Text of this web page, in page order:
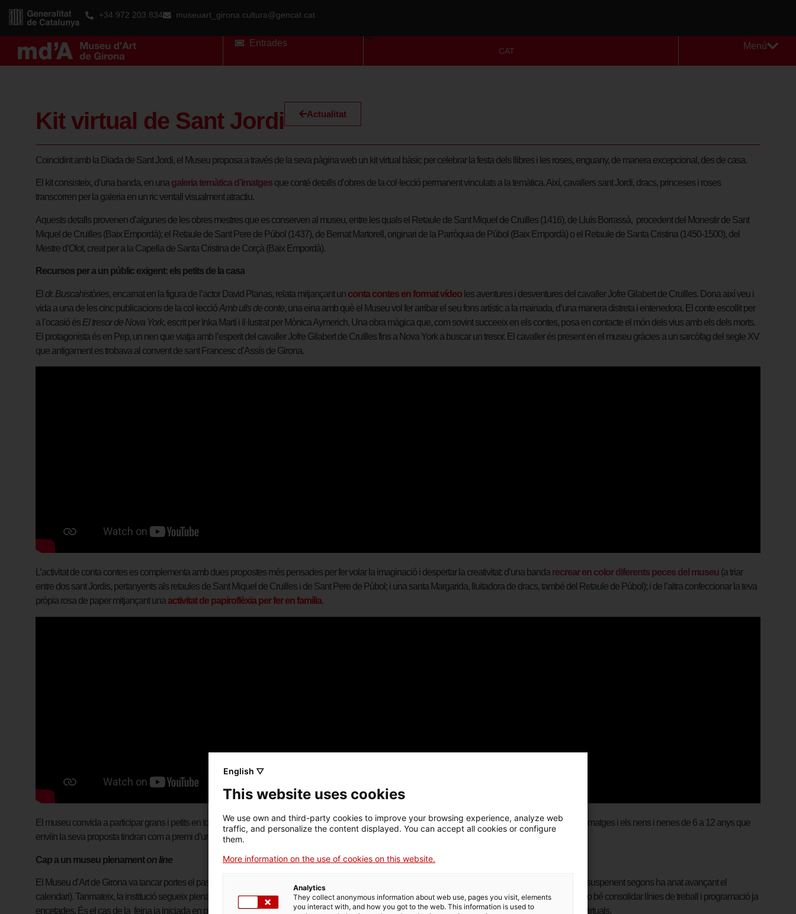
+34 972 203 834 museuart_girona.cultura@gencat.cat
Entrades
CAT
Menú
Kit virtual de Sant Jordi Actualitat
Coincidint amb la Diada de Sant Jordi, el Museu proposa a través de la seva pàgina web un kit virtual bàsic per celebrar la festa dels llibres i les roses, enguany, de manera excepcional, des de casa.
El kit consisteix, d’una banda, en una galeria temàtica d’imatges que conté detalls d’obres de la col·lecció permanent vinculats a la temàtica. Així, cavallers sant Jordi, dracs, princeses i roses
transcorren per la galeria en un ric ventall visualment atractiu.
Aquests detalls provenen d’algunes de les obres mestres que es conserven al museu, entre les quals el Retaule de Sant Miquel de Cruïlles (1416), de Lluís Borrassà, procedent del Monestir de Sant
Miquel de Cruïlles (Baix Empordà); el Retaule de Sant Pere de Púbol (1437), de Bernat Martorell, originari de la Parròquia de Púbol (Baix Empordà) o el Retaule de Santa Cristina (1450-1500), del
Mestre d’Olot, creat per a la Capella de Santa Cristina de Corçà (Baix Empordà).
Recursos per a un públic exigent: els petits de la casa
El dr. Buscahistòries, encarnat en la figura de l’actor David Planas, relata mitjançant un conta contes en format vídeo les aventures i desventures del cavaller Jofre Gilabert de Cruïlles. Dona així veu i
vida a una de les cinc publicacions de la col·leccióAmb ulls de conte, una eina amb què el Museu vol fer arribar el seu fons artístic a la mainada, d’una manera distreta i entenedora. El conte escollit per
a l’ocasió és El tresor de Nova York, escrit per Inka Martí i il·lustrat per Mònica Aymerich. Una obra màgica que, com sovint succeeix en els contes, posa en contacte el món dels vius amb els dels morts.
El protagonista és en Pep, un nen que viatja amb l’esperit del cavaller Jofre Gilabert de Cruïlles fins a Nova York a buscar un tresor. El cavaller és present en el museu gràcies a un sarcòfag del segle XV
que antigament es trobava al convent de sant Francesc d’Assís de Girona.
L’activitat de conta contes es complementa amb dues propostes més pensades per fer volar la imaginació i despertar la creativitat: d’una banda recrear en color diferents peces del museu (a triar
entre dos sant Jordis, pertanyents als retaules de Sant Miquel de Cruïlles i de Sant Pere de Púbol; i una santa Margarida, lluitadora de dracs, també del Retaule de Púbol); i de l’altra confeccionar la teva
pròpia rosa de paper mitjançant unaactivitat de papiroflèxia per fer en família.
El museu convida a participar grans i petits en totes dues accions i a compartir-ne els resultats. Tots els dibuixos i roses rebuts es publicaran a la galeria d’imatges i els nens i nenes de 6 a 12 anys que
enviïn la seva proposta tindran com a premi d’un conte a triar entre sis opcions diferents, que es podrà recollir al museu un cop reobert.
Cap a un museu plenamenton line
El Museu d’Art de Girona va tancar portes el passat 13 de març, atesa l’afectació del COVID-19. Tota l’activitat presencial va quedar ajornada (i s’ha anat suspenent segons ha anat avançant el
calendari). Tanmateix, la institució segueix plenament activa, fent esforços mitjançant el teletreball i els recursos disponibles, per redefinir en alguns casos o bé consolidar línies de treball i programació ja
encetades. És el cas de la feina ja iniciada en projectes anteriors (VisitmuseumoGoogle Arts Project, entre altres) de digitalització i difusió de continguts virtuals.
English ▽
This website uses cookies
We use own and third-party cookies to improve your browsing experience, analyze web
traffic, and personalize the content displayed. You can accept all cookies or configure
them.
More information on the use of cookies on this website.
Analytics
They collect anonymous information about web use, pages you visit, elements
you interact with, and how you got to the web. This information is used to